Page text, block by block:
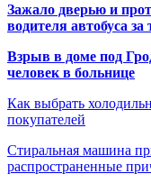
Зажало дверью и
водителя автобуса
Взрыв в доме под
человек в больнице
Как выбрать
покупателей
Стиральная машина
распространенные